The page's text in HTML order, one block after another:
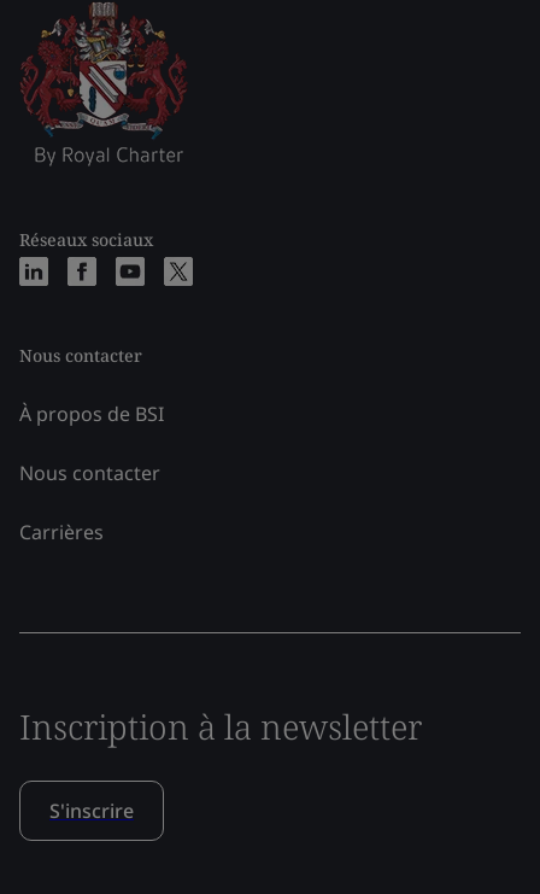
Réseaux sociaux
Nous contacter
À propos de BSI
Nous contacter
Carrières
Inscription à la newsletter
S'inscrire